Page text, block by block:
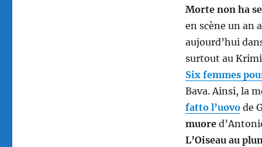
Morte non ha
en scène un an
aujourd’hui
surtout au
Six femmes
Bava. Ainsi, la
fatto l’uovode
muore
L’Oiseau au